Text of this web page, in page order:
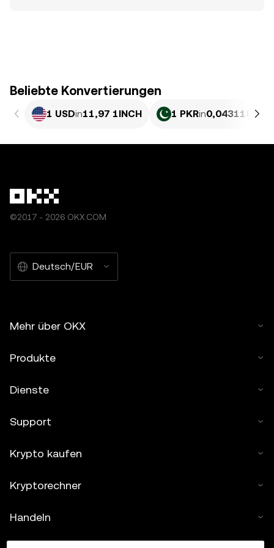
Beliebte Konvertierungen
1 USDin11,97 1INCH 1 PKRin0,043118
©2017 - 2026 OKX.COM
Deutsch/EUR
Mehr über OKX
Produkte
Dienste
Support
Krypto kaufen
Kryptorechner
Handeln